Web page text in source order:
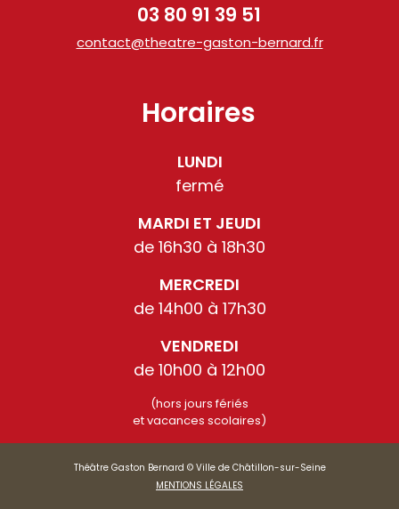
03 80 91 39 51
contact@theatre-gaston-bernard.fr
Horaires
LUNDI
fermé
MARDI ET JEUDI
de 16h30 à 18h30
MERCREDI
de 14h00 à 17h30
VENDREDI
de 10h00 à 12h00
(hors jours fériés
et vacances scolaires)
Théâtre Gaston Bernard © Ville de Châtillon-sur-Seine
MENTIONS LÉGALES